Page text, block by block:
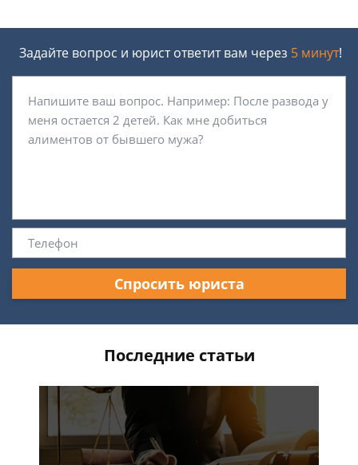
Задайте вопрос и юрист ответит вам через 5 минут!
Спросить юриста
Последние статьи